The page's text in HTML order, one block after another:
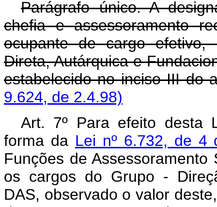
Parágrafo único. A
chefia e assessoramento
ocupante de cargo efetivo,
Direta, Autárquica e
estabelecido no inciso III do
9.624, de 2.4.98)
Art. 7º Para efeito desta
forma da Lei nº 6.732, de 4
Funções de
os cargos do Grupo -
DAS, observado o valor